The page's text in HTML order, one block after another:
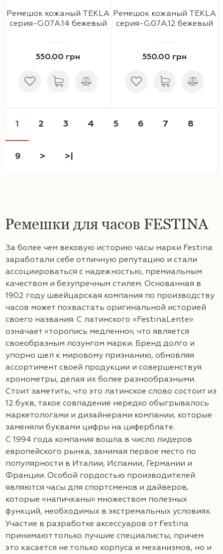
Ремешок кожаный TEKLA
серия-G.07A.14 бежевый
550.00 грн
Ремешок кожаный TEKLA
серия-G.07A.12 бежевый
550.00 грн
1 2 3 4 5 6 7 8
9 > >|
Ремешки для часов FESTINA
За более чем вековую историю часы марки Festina
заработали себе отличную репутацию и стали
ассоциироваться с надежностью, премиальным
качеством и безупречным стилем. Основанная в
1902 году швейцарская компания по производству
часов может похвастать оригинальной историей
своего названия. С латинского «FestinaLente»
означает «торопись медленно», что является
своеобразным лозунгом марки. Бренд долго и
упорно шел к мировому признанию, обновляя
ассортимент своей продукции и совершенствуя
хронометры, делая их более разнообразными.
Стоит заметить, что это латинское слово состоит из
12 букв, такое совпадение нередко обыгрывалось
маркетологами и дизайнерами компании, которые
заменяли буквами цифры на циферблате.
С 1994 года компания вошла в число лидеров
европейского рынка, занимая первое место по
популярности в Италии, Испании, Германии и
Франции. Особой гордостью производителей
являются часы для спортсменов и дайверов,
которые «напичканы» множеством полезных
функций, необходимых в экстремальных условиях.
Участие в разработке аксессуаров от Festina
принимают только лучшие специалисты, причем
это касается не только корпуса и механизмов, но и